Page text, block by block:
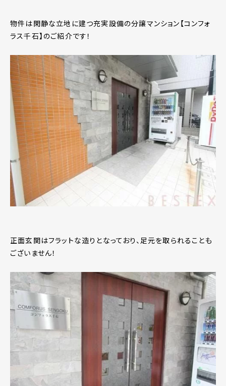
物件は閑静な立地に建つ充実設備の分譲マンション【コンフォ
ラス千石】のご紹介です！
正面玄関はフラットな造りとなっており、足元を取られることも
ございません！